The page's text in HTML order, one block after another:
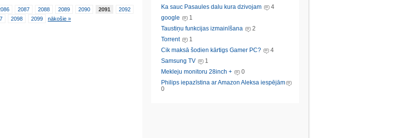
Ka sauc Pasaules dalu kura dzivojam
4
google
1
Taustiņu funkcijas izmainīšana
2
Torrent
1
Cik maksā šodien kārtigs Gamer PC?
4
Samsung TV
1
Mekleju monitoru 28inch +
0
Philips iepazīstina ar Amazon Aleksa iespējām
0
2087 2088 2089 2090 2091
2092
2098 2099 nākošie »